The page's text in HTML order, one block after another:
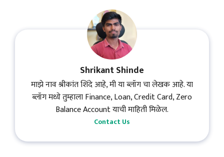
Shrikant Shinde
माझे नाव श्रीकांत शिंदे आहे, मी या ब्लॉग चा लेखक आहे. या
ब्लॉग मध्ये तुम्हाला Finance, Loan, Credit Card, Zero
Balance Account याची माहिती मिळेल.
Contact Us